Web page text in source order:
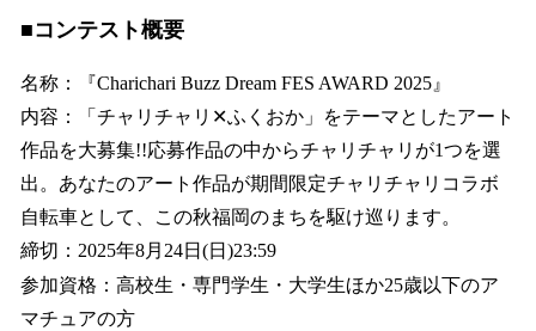
■コンテスト概要
名称：『Charichari Buzz Dream FES AWARD 2025』
内容：「チャリチャリ✕ふくおか」をテーマとしたアート
作品を大募集!!応募作品の中からチャリチャリが1つを選
出。あなたのアート作品が期間限定チャリチャリコラボ
自転車として、この秋福岡のまちを駆け巡ります。
締切：2025年8月24日(日)23:59
参加資格：高校生・専門学生・大学生ほか25歳以下のア
マチュアの方